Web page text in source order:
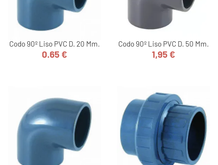
Codo 90º Liso PVC D. 20 Mm.
Precio
0.65 €
Codo 90º Liso PVC D. 50 Mm.
Precio
1,95 €